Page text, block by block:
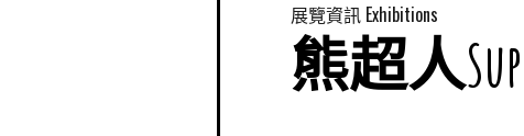
展覽資訊 Exhibitions
熊超人